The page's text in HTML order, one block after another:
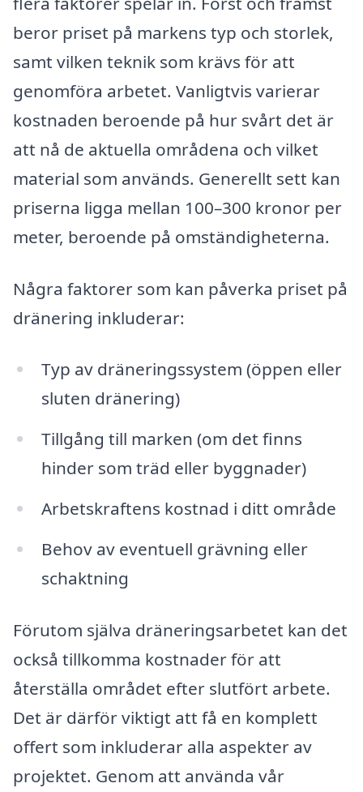
beror priset på markens typ och storlek,
samt vilken teknik som krävs för att
genomföra arbetet. Vanligtvis varierar
kostnaden beroende på hur svårt det är
att nå de aktuella områdena och vilket
material som används. Generellt sett kan
priserna ligga mellan 100–300 kronor per
meter, beroende på omständigheterna.
Några faktorer som kan påverka priset på
dränering inkluderar:
Typ av dräneringssystem (öppen eller
sluten dränering)
Tillgång till marken (om det finns
hinder som träd eller byggnader)
Arbetskraftens kostnad i ditt område
Behov av eventuell grävning eller
schaktning
Förutom själva dräneringsarbetet kan det
också tillkomma kostnader för att
återställa området efter slutfört arbete.
Det är därför viktigt att få en komplett
offert som inkluderar alla aspekter av
projektet. Genom att använda vår